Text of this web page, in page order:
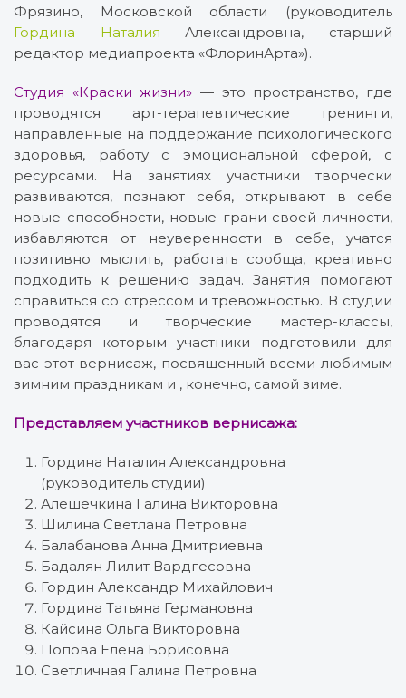
Фрязино, Московской области (руководитель
Гордина Наталия Александровна, старший
редактор медиапроекта «ФлоринАрта»).
Студия «Краски жизни» — это пространство, где
проводятся арт-терапевтические тренинги,
направленные на поддержание психологического
здоровья, работу с эмоциональной сферой, с
ресурсами. На занятиях участники творчески
развиваются, познают себя, открывают в себе
новые способности, новые грани своей личности,
избавляются от неуверенности в себе, учатся
позитивно мыслить, работать сообща, креативно
подходить к решению задач. Занятия помогают
справиться со стрессом и тревожностью. В студии
проводятся и творческие мастер-классы,
благодаря которым участники подготовили для
вас этот вернисаж, посвященный всеми любимым
зимним праздникам и , конечно, самой зиме.
Представляем участников вернисажа:
Гордина Наталия Александровна
(руководитель студии)
Алешечкина Галина Викторовна
Шилина Светлана Петровна
Балабанова Анна Дмитриевна
Бадалян Лилит Вардгесовна
Гордин Александр Михайлович
Гордина Татьяна Германовна
Кайсина Ольга Викторовна
Попова Елена Борисовна
Светличная Галина Петровна